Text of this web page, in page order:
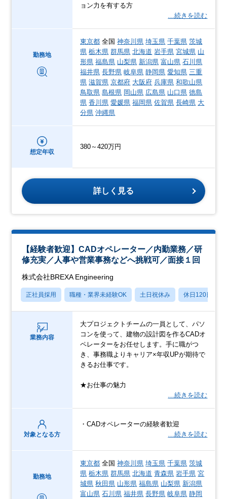
ョン力を有する方
…続きを読む
勤務地
東京都 全国神奈川県 埼玉県 千葉県 茨城
県 栃木県 群馬県 北海道 岩手県 宮城県 山
形県 福島県 山梨県 新潟県 富山県 石川県
福井県 長野県 岐阜県 静岡県 愛知県 三重
県 滋賀県 京都府 大阪府 兵庫県 和歌山県
鳥取県 島根県 岡山県 広島県 山口県 徳島
県 香川県 愛媛県 福岡県 佐賀県 長崎県 大
分県 沖縄県
想定年収
380～420万円
詳しく見る
【経験者歓迎】CADオペレーター／内勤業務／研
修充実／人事や営業事務などへ挑戦可／面接１回
株式会社BREXA Engineering
正社員採用 職種・業界未経験OK 土日祝休み 休日120日以上
業務内容
大プロジェクトチームの一員として、パソ
コンを使って、建物の設計図を作るCADオ
ペレーターをお任せします。手に職がつ
き、事務職よりキャリア×年収UPが期待で
きるお仕事です。
★お仕事の魅力
…続きを読む
対象となる方
・CADオペレーターの経験者歓迎
…続きを読む
勤務地
東京都 全国神奈川県 埼玉県 千葉県 茨城
県 栃木県 群馬県 北海道 青森県 岩手県 宮
城県 秋田県 山形県 福島県 山梨県 新潟県
富山県 石川県 福井県 長野県 岐阜県 静岡